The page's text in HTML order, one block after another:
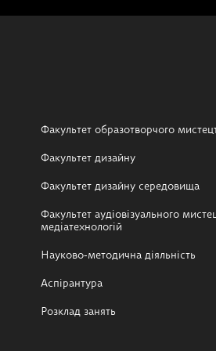
Факультет образотворчого
Факультет дизайну
Факультет дизайну середовища
Факультет аудіовізуального
медіатехнологій
Науково-методична діяльність
Аспірантура
Розклад занять